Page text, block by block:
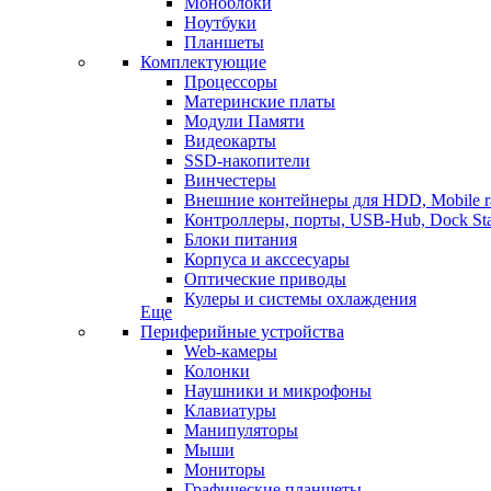
Ноутбуки
Планшеты
Комплектующие
Процессоры
Материнские платы
Модули Памяти
Видеокарты
SSD-накопители
Винчестеры
Внешние контейнеры для HDD, Mobile
Контроллеры, порты, USB-Hub, Dock
Блоки питания
Корпуса и акссесуары
Оптические приводы
Кулеры и системы охлаждения
Еще
Периферийные устройства
Web-камеры
Колонки
Наушники и микрофоны
Клавиатуры
Манипуляторы
Мыши
Мониторы